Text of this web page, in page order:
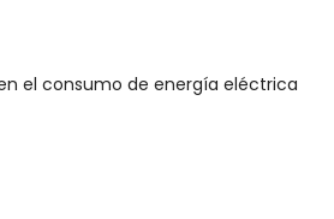
el consumo de energía eléctrica